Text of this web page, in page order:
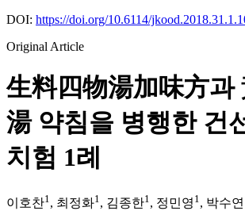
DOI: https://doi.org/10.6114/
Original Article
生料四物湯加味方과
湯 약침을 병행한 건
치험 1례
이호찬1 , 최정화1 , 김종한1 , 정민영 1 , 박수연